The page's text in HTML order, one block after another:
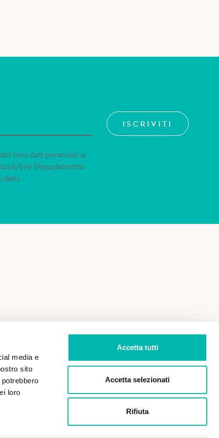
media e
sito
loro
Accetta tutti
Accetta selezionati
Rifiuta
miei dati personali ai
679 (Regolamento
dati).
ISCRIVITI